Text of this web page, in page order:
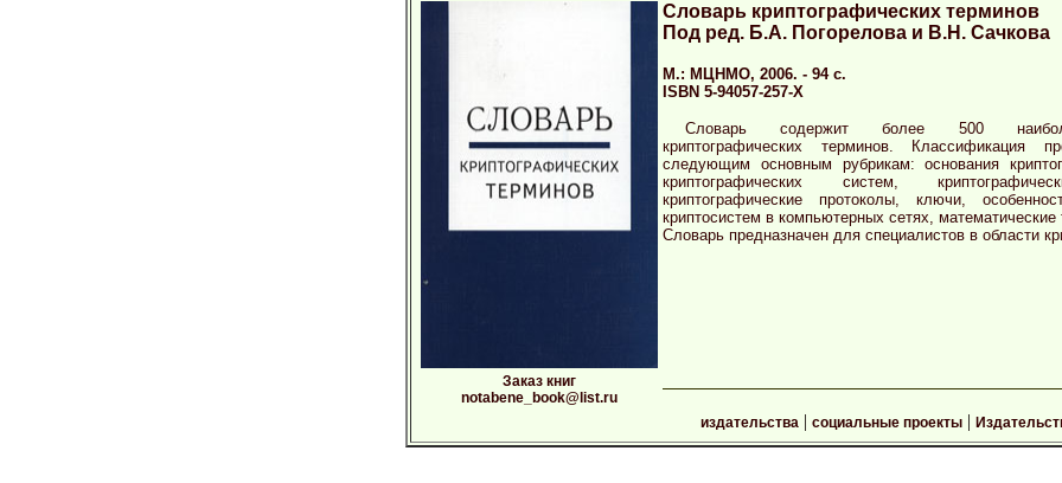
Словарь криптографических терминов
Под ред. Б.А. Погорелова и В.Н. Сачкова
М.: МЦНМО, 2006. - 94 с.
ISBN 5-94057-257-X
Словарь содержит более 500
криптографических терминов. Классификация
следующим основным рубрикам: основания
криптографических систем,
криптографические протоколы, ключи,
криптосистем в компьютерных сетях,
Словарь предназначен для специалистов в области
Заказ книг
notabene_book@list.ru
издательства | социальные проекты|